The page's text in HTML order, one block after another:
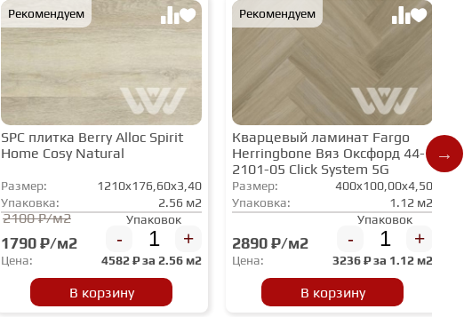
Рекомендуем
SPC плитка Berry Alloc Spirit
Home Cosy Natural
Размер:
1210x176,60x3,40
Упаковка:
2.56 м2
2100 ₽/м2
1790 ₽/м2
Упаковок
- +
Цена: 4582₽ за 2.56 м2
В корзину
Рекомендуем
Кварцевый ламинат Fargo
Herringbone Вяз Оксфорд 44-
2101-05 Click System 5G
Размер:
400x100,00x4,50
Упаковка:
1.12 м2
2890 ₽/м2
Упаковок
- +
Цена: 3236₽ за 1.12 м2
В корзину